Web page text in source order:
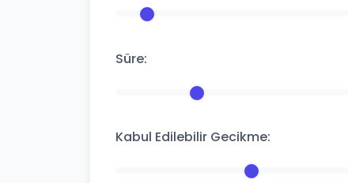
Süre:
Kabul Edilebilir Gecikme: